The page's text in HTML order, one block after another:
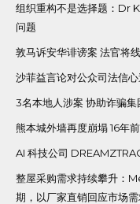
组织重构不是选择题：Dr
问题
敦马诉安华诽谤案 法官将
沙菲益言论对公众司法信
3名本地人涉案 协助诈骗
熊本城外墙再度崩塌 16年
AI 科技公司
整屋采购需求持续攀升：
期，以厂家直销回应市场